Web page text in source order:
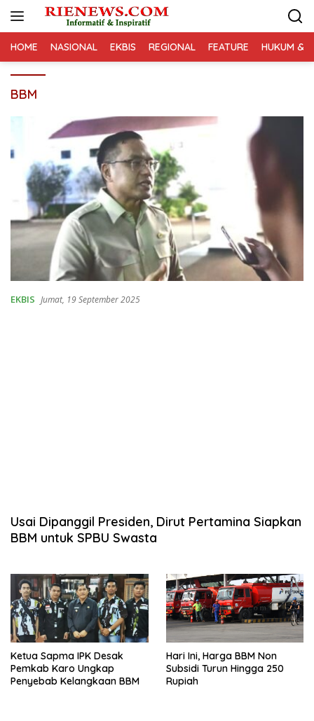
HOME NASIONAL EKBIS REGIONAL FEATURE HUKUM &
BBM
EKBIS Jumat, 19 September 2025
Usai Dipanggil Presiden, Dirut Pertamina Siapkan
BBM untuk SPBU Swasta
Ketua Sapma IPK Desak
Pemkab Karo Ungkap
Penyebab Kelangkaan BBM
Hari Ini, Harga BBM Non
Subsidi Turun Hingga 250
Rupiah